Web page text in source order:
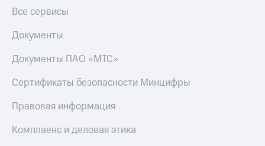
Все сервисы
Документы
Документы ПАО «МТС»
Сертификаты безопасности Минцифры
Правовая информация
Комплаенс и деловая этика